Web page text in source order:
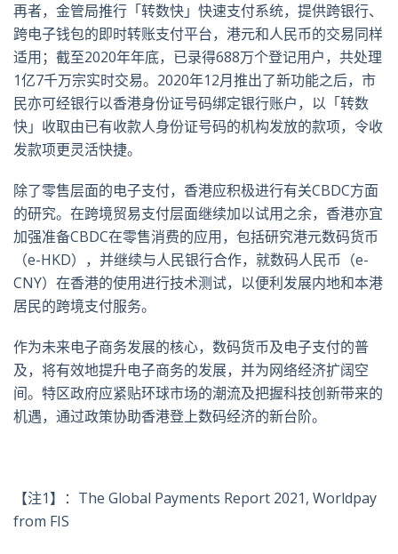
再者，金管局推行「转数快」快速支付系统，提供跨银行、
跨电子钱包的即时转账支付平台，港元和人民币的交易同样
适用；截至2020年年底，已录得688万个登记用户，共处理
1亿7千万宗实时交易。2020年12月推出了新功能之后，市
民亦可经银行以香港身份证号码绑定银行账户，以「转数
快」收取由已有收款人身份证号码的机构发放的款项，令收
发款项更灵活快捷。
除了零售层面的电子支付，香港应积极进行有关CBDC方面
的研究。在跨境贸易支付层面继续加以试用之余，香港亦宜
加强准备CBDC在零售消费的应用，包括研究港元数码货币
（e-HKD），并继续与人民银行合作，就数码人民币（e-
CNY）在香港的使用进行技术测试，以便利发展内地和本港
居民的跨境支付服务。
作为未来电子商务发展的核心，数码货币及电子支付的普
及，将有效地提升电子商务的发展，并为网络经济扩阔空
间。特区政府应紧贴环球市场的潮流及把握科技创新带来的
机遇，通过政策协助香港登上数码经济的新台阶。
【注1】：The Global Payments Report 2021, Worldpay
from FIS